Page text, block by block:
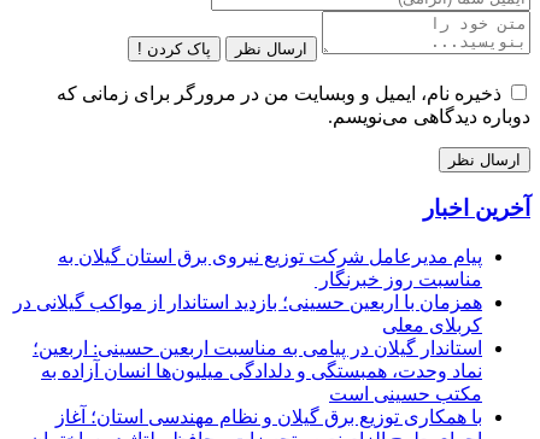
ارسال نظر پاک کردن !
ذخیره نام، ایمیل و وبسایت من در مرورگر برای زمانی که
دوباره دیدگاهی می‌نویسم.
آخرین اخبار
پیام مدیرعامل شركت توزیع نیروی برق استان گیلان به
مناسبت روز خبرنگار ‌
همزمان با اربعین حسینی؛ بازدید استاندار از مواکب گیلانی در
کربلای معلی
استاندار گیلان در پیامی به مناسبت اربعین حسینی: اربعین؛
نماد وحدت، همبستگی و دلدادگی میلیون‌ها انسان آزاده به
مکتب حسینی است
با همکاری توزیع برق گیلان و نظام مهندسی استان؛ آغاز